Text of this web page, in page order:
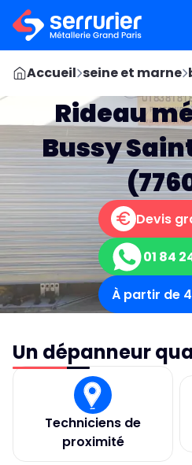
Accueil seine et marne
Rideau
Bussy
Devis
01 84
À partir de
Un dépanneur
Techniciens de
proximité